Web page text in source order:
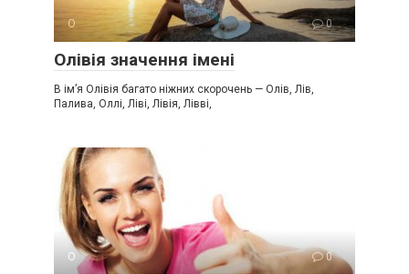
О 0
Олівія значення імені
В ім’я Олівія багато ніжних скорочень — Олів, Лів,
Палива, Оллі, Ліві, Лівія, Лівві,
О 0